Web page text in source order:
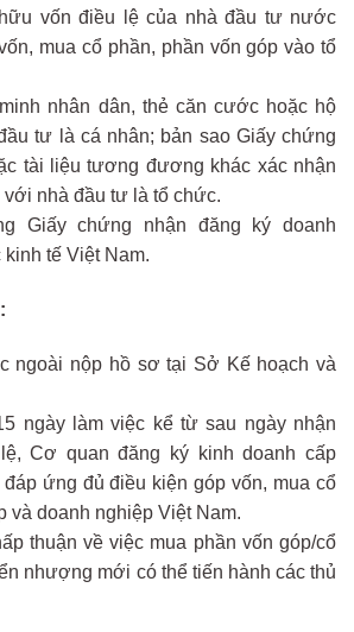
vốn điều lệ của nhà đầu tư nước
mua cổ phần, phần vốn góp vào tổ
nhân dân, thẻ căn cước hoặc hộ
tư là cá nhân; bản sao Giấy chứng
tài liệu tương đương khác xác nhận
nhà đầu tư là tổ chức.
Giấy chứng nhận đăng ký doanh
tế Việt Nam.
ngoài nộp hồ sơ tại Sở Kế hoạch và
ngày làm việc kể từ sau ngày nhận
Cơ quan đăng ký kinh doanh cấp
ứng đủ điều kiện góp vốn, mua cổ
và doanh nghiệp Việt Nam.
thuận về việc mua phần vốn góp/cổ
nhượng mới có thể tiến hành các thủ